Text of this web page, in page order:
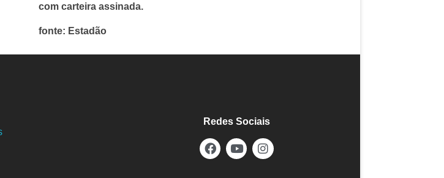
com carteira assinada.
fonte: Estadão
Redes Sociais